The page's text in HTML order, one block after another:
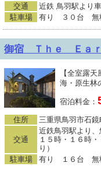
交通
近鉄 鳥羽駅より
駐車場
有り ３０台 無
御宿 Ｔｈｅ Ｅａｒ
【全室露
海・原生林
宿泊料金：
住所 三重県鳥羽市石
交通
近鉄鳥羽駅より
１５時・１６時
り）
駐車場
有り １６台 無